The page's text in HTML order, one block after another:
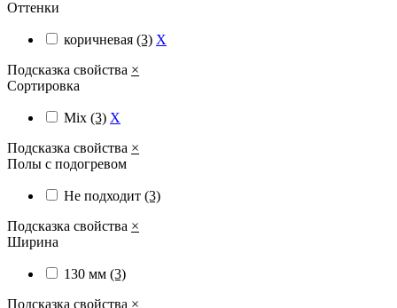
Оттенки
коричневая (3) X
Подсказка свойства ×
Сортировка
Mix (3) X
Подсказка свойства ×
Полы с подогревом
Не подходит (3)
Подсказка свойства ×
Ширина
130 мм (3)
Подсказка свойства ×